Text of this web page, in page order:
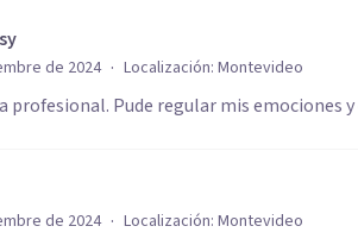
de 2024 · Localización: Montevideo
profesional. Pude regular mis emociones
de 2024 · Localización: Montevideo